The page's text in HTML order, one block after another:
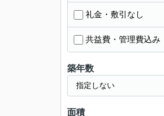
礼金・敷引なし
共益費・管理費込み
築年数
面積